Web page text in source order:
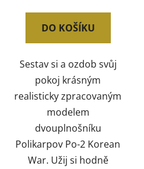
DO KOŠÍKU
Sestav si a ozdob svůj
pokoj krásným
realisticky zpracovaným
modelem
dvouplnošníku
Polikarpov Po-2 Korean
War. Užij si hodně